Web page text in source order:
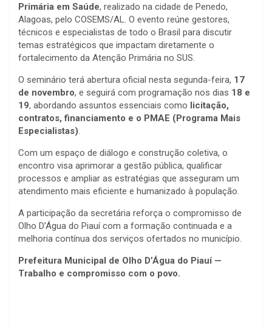
Primária em Saúde, realizado na cidade de Penedo,
Alagoas, pelo COSEMS/AL. O evento reúne gestores,
técnicos e especialistas de todo o Brasil para discutir
temas estratégicos que impactam diretamente o
fortalecimento da Atenção Primária no SUS.
O seminário terá abertura oficial nesta segunda-feira, 17
de novembro, e seguirá com programação nos dias 18 e
19, abordando assuntos essenciais como licitação,
contratos, financiamento e o PMAE (Programa Mais
Especialistas).
Com um espaço de diálogo e construção coletiva, o
encontro visa aprimorar a gestão pública, qualificar
processos e ampliar as estratégias que asseguram um
atendimento mais eficiente e humanizado à população.
A participação da secretária reforça o compromisso de
Olho D’Água do Piauí com a formação continuada e a
melhoria contínua dos serviços ofertados no município.
Prefeitura Municipal de Olho D’Água do Piauí —
Trabalho e compromisso com o povo.